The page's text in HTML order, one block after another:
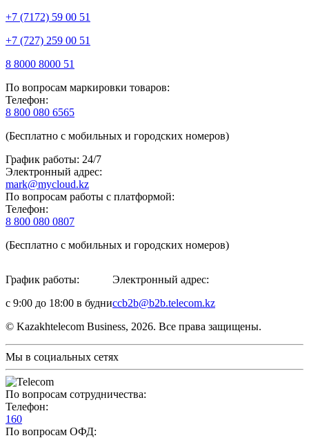
+7 (7172) 59 00 51
+7 (727) 259 00 51
8 8000 8000 51
По вопросам маркировки товаров:
Телефон:
8 800 080 6565
(Бесплатно с мобильных и городских номеров)
График работы: 24/7
Электронный адрес:
mark@mycloud.kz
По вопросам работы с платформой:
Телефон:
8 800 080 0807
(Бесплатно с мобильных и городских номеров)
График работы:
с 9:00 до 18:00 в будни
Электронный адрес:
ccb2b@b2b.telecom.kz
© Kazakhtelecom Business, 2026. Все права защищены.
Мы в социальных сетях
По вопросам сотрудничества:
Телефон:
160
По вопросам ОФД: